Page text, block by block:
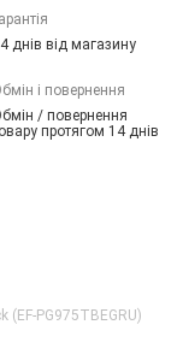
днів від магазину
і повернення
/ повернення
протягом 14 днів
(EF-PG975TBEGRU)